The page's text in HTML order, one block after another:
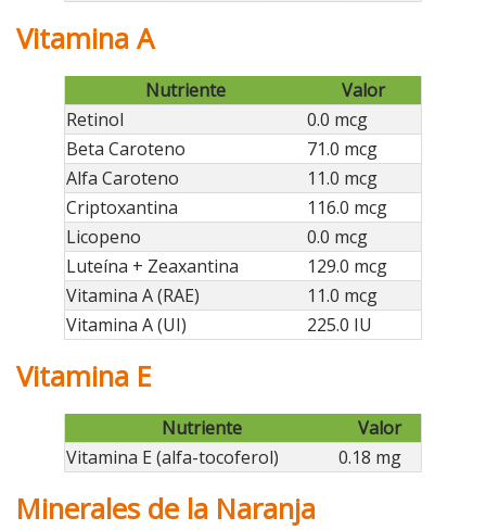
Vitamina A
Nutriente
Valor
Retinol
0.0 mcg
Beta Caroteno
71.0 mcg
Alfa Caroteno
11.0 mcg
Criptoxantina
116.0 mcg
Licopeno
0.0 mcg
Luteína + Zeaxantina
129.0 mcg
Vitamina A (RAE)
11.0 mcg
Vitamina A (UI)
225.0 IU
Vitamina E
Nutriente
Valor
Vitamina E (alfa-tocoferol)
0.18 mg
Minerales de la Naranja